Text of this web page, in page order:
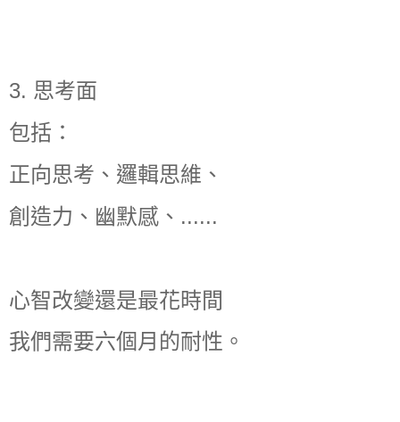
3. 思考面
包括：
正向思考、邏輯思維、
創造力、幽默感、......
心智改變還是最花時間
我們需要六個月的耐性。